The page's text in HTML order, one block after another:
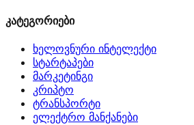
კატეგორიები
ხელოვნური ინტელექტი
სტარტაპები
მარკეტინგი
კრიპტო
ტრანსპორტი
ელექტრო მანქანები